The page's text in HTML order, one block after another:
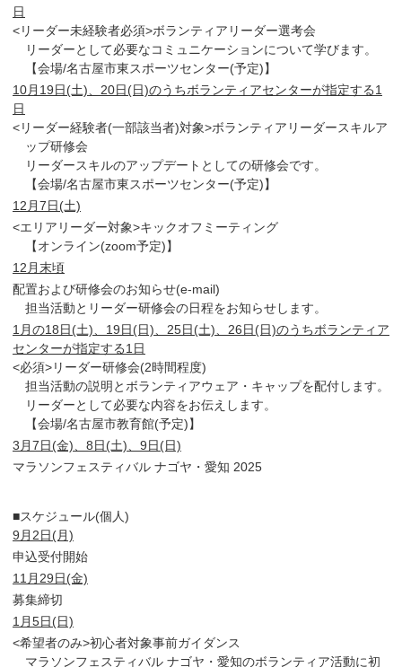
日
<リーダー未経験者必須>ボランティアリーダー選考会
リーダーとして必要なコミュニケーションについて学びます。
【会場/名古屋市東スポーツセンター(予定)】
10月19日(土)、20日(日)のうちボランティアセンターが指定する1
日
<リーダー経験者(一部該当者)対象>ボランティアリーダースキルア
ップ研修会
リーダースキルのアップデートとしての研修会です。
【会場/名古屋市東スポーツセンター(予定)】
12月7日(土)
<エリアリーダー対象>キックオフミーティング
【オンライン(zoom予定)】
12月末頃
配置および研修会のお知らせ(e-mail)
担当活動とリーダー研修会の日程をお知らせします。
1月の18日(土)、19日(日)、25日(土)、26日(日)のうちボランティア
センターが指定する1日
<必須>リーダー研修会(2時間程度)
担当活動の説明とボランティアウェア・キャップを配付します。
リーダーとして必要な内容をお伝えします。
【会場/名古屋市教育館(予定)】
3月7日(金)、8日(土)、9日(日)
マラソンフェスティバル ナゴヤ・愛知 2025
■スケジュール(個人)
9月2日(月)
申込受付開始
11月29日(金)
募集締切
1月5日(日)
<希望者のみ>初心者対象事前ガイダンス
マラソンフェスティバル ナゴヤ・愛知のボランティア活動に初